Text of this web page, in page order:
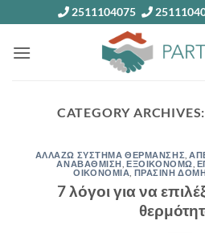
to
content
2511104075
CATEGORY ARCHIVES:
ΑΛΛΑΖΩ ΣΥΣΤΗΜΑ ΘΕΡΜΑΝΣΗΣ ,
ΑΝΑΒΑΘΜΙΣΗ ,ΕΞΟΙΚΟΝΟΜΩ
ΟΙΚΟΝΟΜΙΑ ΠΡΑΣΙΝΗ
7 λόγοι για να